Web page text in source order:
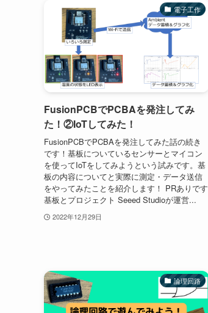
電子工作
FusionPCBでPCBAを発注してみ
た！②IoTしてみた！
FusionPCBでPCBAを発注してみた話の続き
です！基板についているセンサーとマイコン
を使ってIoTをしてみようという試みです。基
板の内容についてと実際に測定・データ送信
をやってみたことを紹介します！ PRありです
基板とプロジェクト Seeed Studioが運営...
2022年12月29日
論理回路